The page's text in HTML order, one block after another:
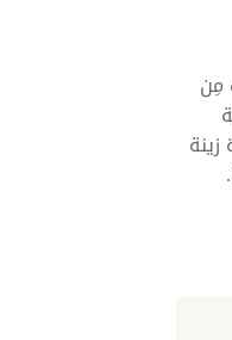
مِن